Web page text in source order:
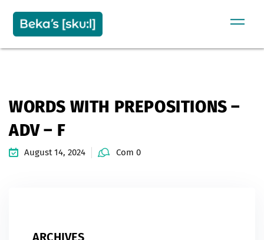
WORDS WITH PREPOSITIONS –
ADV – F
August 14, 2024 Com 0
ARCHIVES
Sign in